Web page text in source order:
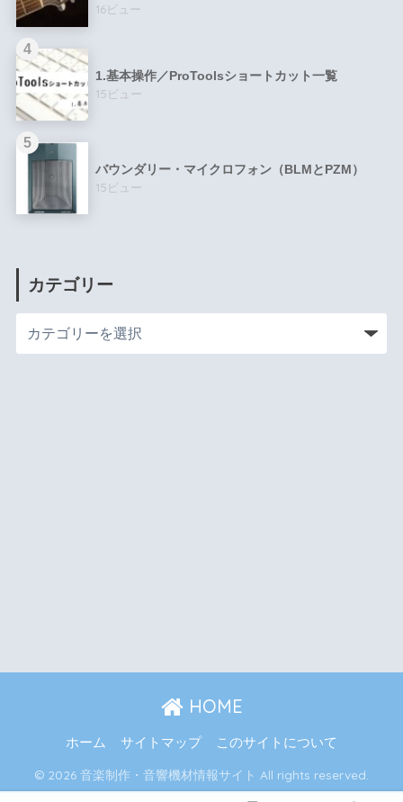
16ビュー
1.基本操作／ProToolsショートカット一覧
15ビュー
バウンダリー・マイクロフォン（BLMとPZM）
15ビュー
カテゴリー
HOME
ホーム サイトマップ このサイトについて
© 2026 音楽制作・音響機材情報サイト All rights reserved.